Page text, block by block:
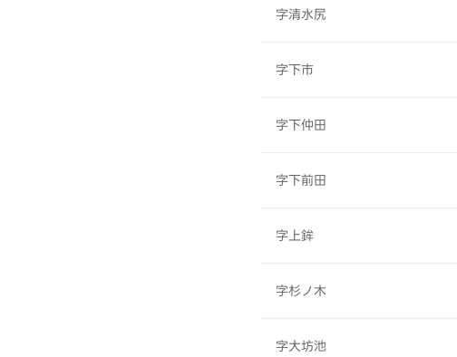
字清水尻
字下市
字下仲田
字下前田
字上鉾
字杉ノ木
字大坊池